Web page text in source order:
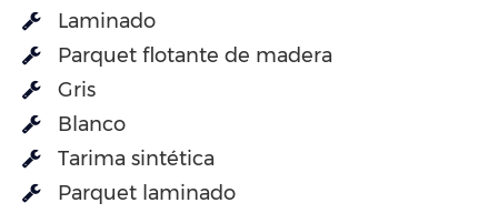
Laminado
Parquet flotante de madera
Gris
Blanco
Tarima sintética
Parquet laminado